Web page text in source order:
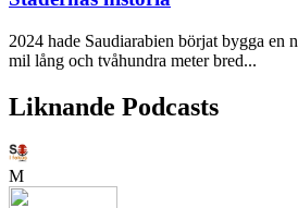
2024 hade Saudiarabien börjat bygga en
mil lång och tvåhundra meter bred...
Liknande Podcasts
M